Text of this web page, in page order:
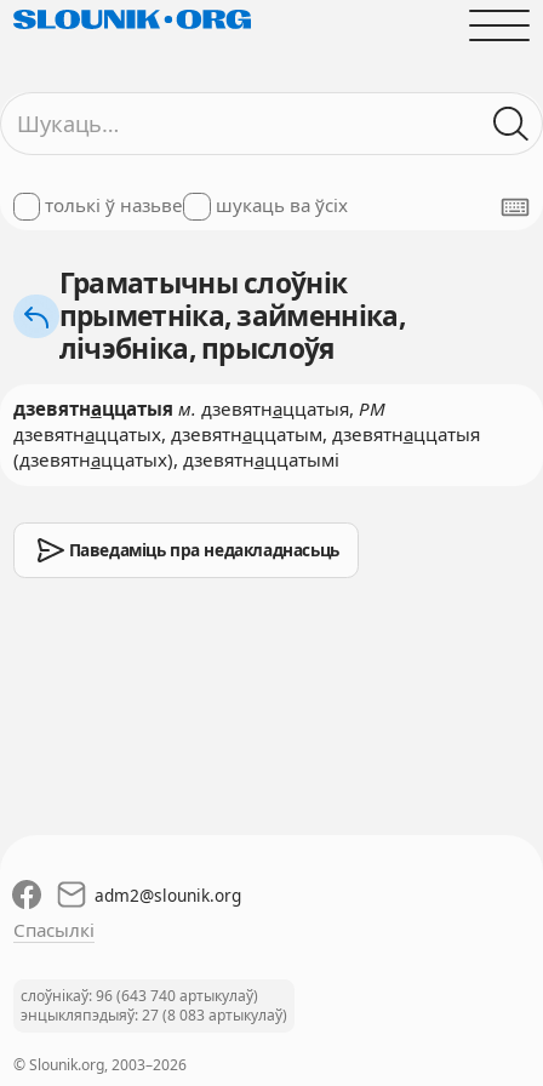
толькі ў назьве шукаць ва ўсіх
Граматычны слоўнік
прыметніка, займенніка,
лічэбніка, прыслоўя
дзевятнаццатыя м. дзевятнаццатыя, РМ
дзевятнаццатых, дзевятнаццатым, дзевятнаццатыя
(дзевятнаццатых), дзевятнаццатымі
Паведаміць пра недакладнасьць
adm2@slounik.org
Спасылкі
слоўнікаў: 96 (643 740 артыкулаў)
энцыкляпэдыяў: 27 (8 083 артыкулаў)
© Slounik.org, 2003–2026